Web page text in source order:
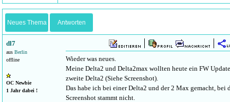
Neues Thema Antworten
dl7
aus Berlin
offline
OC Newbie
1 Jahr dabei !
Wieder was neues.
Meine Delta2 und Delta2max wollten heute ein FW
zweite Delta2 (Siehe Screenshot).
Das habe ich bei einer Delta2 und der 2 Max gemacht, bei
Screenshot stammt nicht.